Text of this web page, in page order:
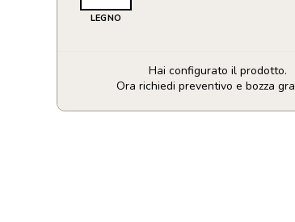
LEGNO
Hai configurato il prodotto.
Ora richiedi preventivo e bozza
Etichetta